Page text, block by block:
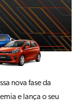
nova fase da
e lança o seu